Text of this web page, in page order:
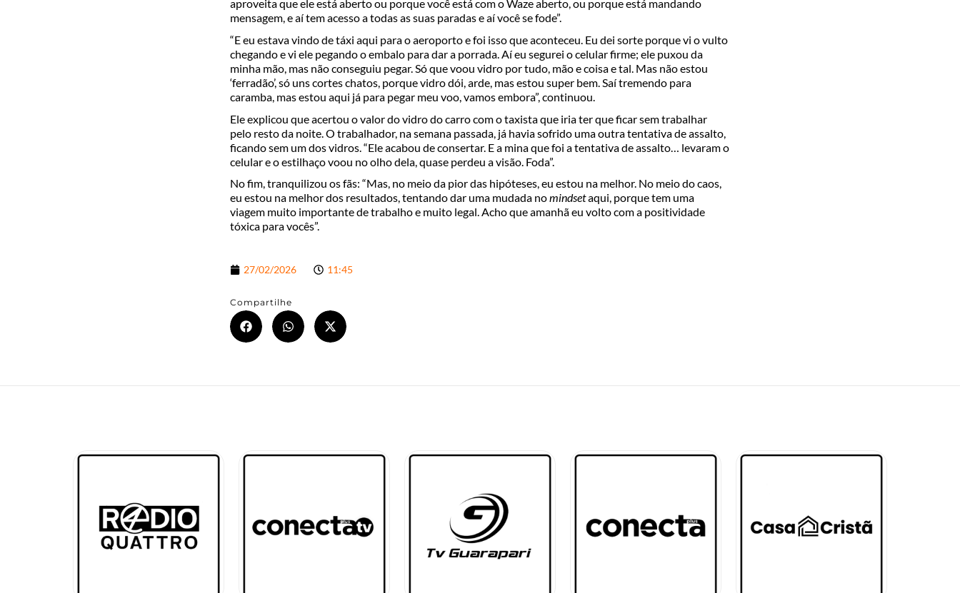
aproveita que ele está aberto ou porque você está com o Waze aberto, ou porque está mandando
mensagem, e aí tem acesso a todas as suas paradas e aí você se fode”.
“E eu estava vindo de táxi aqui para o aeroporto e foi isso que aconteceu. Eu dei sorte porque vi o vulto
chegando e vi ele pegando o embalo para dar a porrada. Aí eu segurei o celular firme; ele puxou da
minha mão, mas não conseguiu pegar. Só que voou vidro por tudo, mão e coisa e tal. Mas não estou
‘ferradão’, só uns cortes chatos, porque vidro dói, arde, mas estou super bem. Saí tremendo para
caramba, mas estou aqui já para pegar meu voo, vamos embora”, continuou.
Ele explicou que acertou o valor do vidro do carro com o taxista que iria ter que ficar sem trabalhar
pelo resto da noite. O trabalhador, na semana passada, já havia sofrido uma outra tentativa de assalto,
ficando sem um dos vidros. “Ele acabou de consertar. E a mina que foi a tentativa de assalto… levaram o
celular e o estilhaço voou no olho dela, quase perdeu a visão. Foda”.
No fim, tranquilizou os fãs: “Mas, no meio da pior das hipóteses, eu estou na melhor. No meio do caos,
eu estou na melhor dos resultados, tentando dar uma mudada nomindsetaqui, porque tem uma
viagem muito importante de trabalho e muito legal. Acho que amanhã eu volto com a positividade
tóxica para vocês”.
27/02/2026 11:45
Compartilhe